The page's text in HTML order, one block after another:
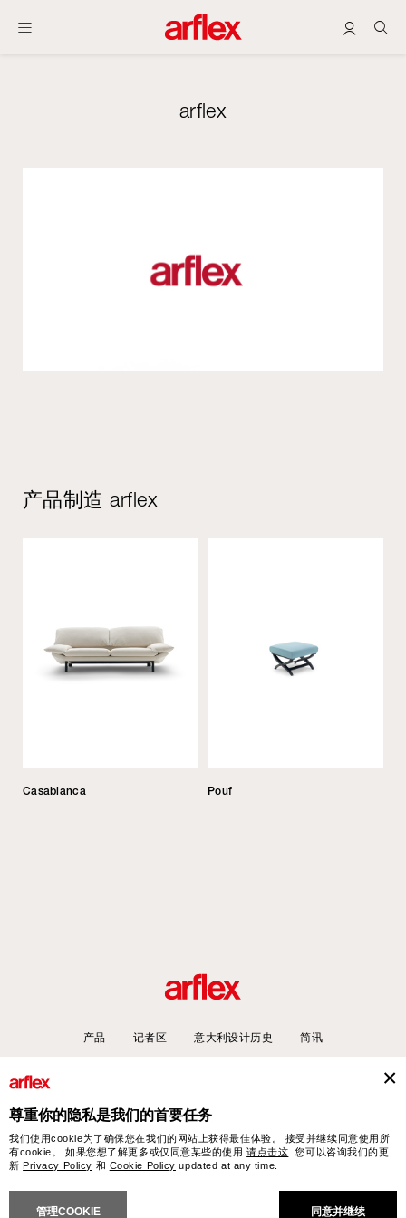
arflex
产品制造 arflex
Casablanca Pouf
产品 记者区 意大利设计历史 简讯
- Phone +39 0362 853043 - VAT IT 00703820969 – © arflex - sevensalotti spa 2026
保留所有权利
SALES CONDITIONS PRIVACY
尊重你的隐私是我们的首要任务
我们使用cookie为了确保您在我们的网站上获得最佳体验。 接受并继续同意使用所
有cookie。 如果您想了解更多或仅同意某些的使用请点击这 . 您可以咨询我们的更
新Privacy Policy 和 Cookie Policy updated at any time.
管理COOKIE 同意并继续